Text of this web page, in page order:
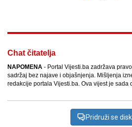
Chat čitatelja
NAPOMENA - Portal Vijesti.ba zadržava
sadržaj bez najave i objašnjenja. Mišljenja
redakcije portala Vijesti.ba. Ova vijest je sada
Pridruži se